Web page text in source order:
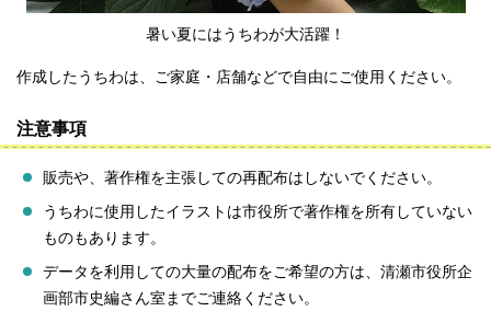
暑い夏にはうちわが大活躍！
作成したうちわは、ご家庭・店舗などで自由にご使用ください。
注意事項
販売や、著作権を主張しての再配布はしないでください。
うちわに使用したイラストは市役所で著作権を所有していない
ものもあります。
データを利用しての大量の配布をご希望の方は、清瀬市役所企
画部市史編さん室までご連絡ください。